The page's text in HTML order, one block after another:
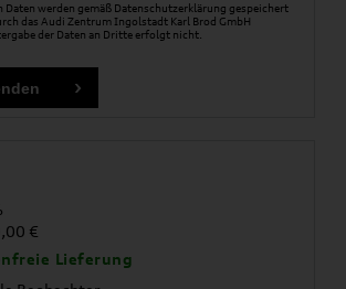
Daten werden gemäß Datenschutzerklärung gespeichert
das Audi Zentrum Ingolstadt Karl Brod GmbH
der Daten an Dritte erfolgt nicht.
€
Lieferung